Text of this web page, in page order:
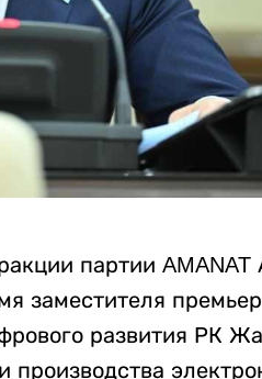
партии AMANAT
заместителя
развития РК